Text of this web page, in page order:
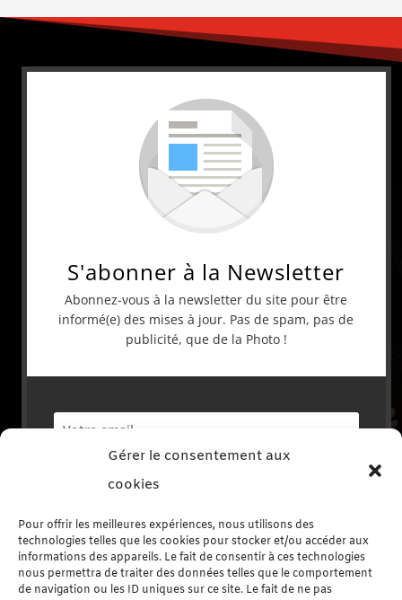
Gérer le consentement aux
cookies
Pour offrir les meilleures expériences, nous utilisons des
technologies telles que les cookies pour stocker et/ou accéder aux
informations des appareils. Le fait de consentir à ces technologies
nous permettra de traiter des données telles que le comportement
de navigation ou les ID uniques sur ce site. Le fait de ne pas
S'abonner à la Newsletter
Abonnez-vous à la newsletter du site pour être
informé(e) des mises à jour. Pas de spam, pas de
publicité, que de la Photo !